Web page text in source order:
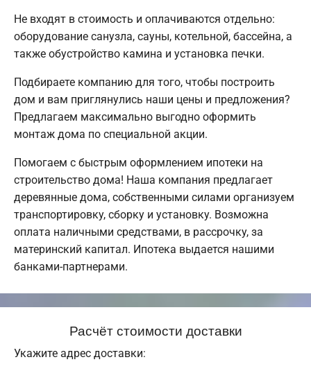
Не входят в стоимость и оплачиваются отдельно:
оборудование санузла, сауны, котельной, бассейна, а
также обустройство камина и установка печки.
Подбираете компанию для того, чтобы построить
дом и вам приглянулись наши цены и предложения?
Предлагаем максимально выгодно оформить
монтаж дома по специальной акции.
Помогаем с быстрым оформлением ипотеки на
строительство дома! Наша компания предлагает
деревянные дома, собственными силами организуем
транспортировку, сборку и установку. Возможна
оплата наличными средствами, в рассрочку, за
материнский капитал. Ипотека выдается нашими
банками-партнерами.
Расчёт стоимости доставки
Укажите адрес доставки: